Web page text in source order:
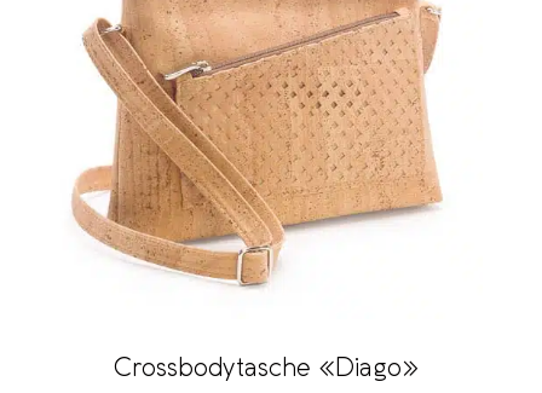
Crossbodytasche «Diago»